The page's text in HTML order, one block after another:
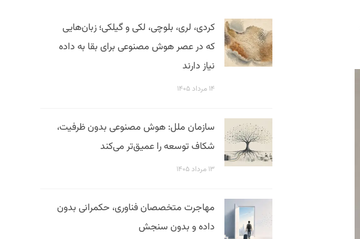
کردی، لری، بلوچی، لکی و گیلکی؛ زبان‌هایی
که در عصر هوش مصنوعی برای بقا به داده
نیاز دارند
۱۴ مرداد ۱۴۰۵
سازمان ملل: هوش مصنوعی بدون ظرفیت،
شکاف توسعه را عمیق‌تر می‌کند
۱۳ مرداد ۱۴۰۵
مهاجرت متخصصان فناوری، حکمرانی بدون
داده و بدون سنجش